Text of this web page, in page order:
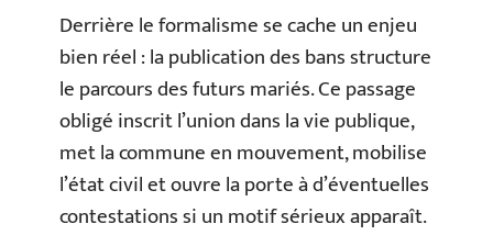
Derrière le formalisme se cache un enjeu
bien réel : la publication des bans structure
le parcours des futurs mariés. Ce passage
obligé inscrit l’union dans la vie publique,
met la commune en mouvement, mobilise
l’état civil et ouvre la porte à d’éventuelles
contestations si un motif sérieux apparaît.